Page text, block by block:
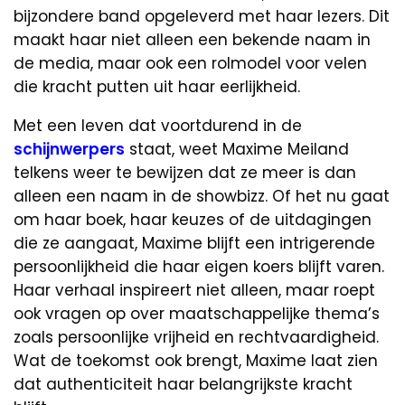
bijzondere band opgeleverd met haar lezers. Dit
maakt haar niet alleen een bekende naam in
de media, maar ook een rolmodel voor velen
die kracht putten uit haar eerlijkheid.
Met een leven dat voortdurend in de
schijnwerpers staat, weet Maxime Meiland
telkens weer te bewijzen dat ze meer is dan
alleen een naam in de showbizz. Of het nu gaat
om haar boek, haar keuzes of de uitdagingen
die ze aangaat, Maxime blijft een intrigerende
persoonlijkheid die haar eigen koers blijft varen.
Haar verhaal inspireert niet alleen, maar roept
ook vragen op over maatschappelijke thema’s
zoals persoonlijke vrijheid en rechtvaardigheid.
Wat de toekomst ook brengt, Maxime laat zien
dat authenticiteit haar belangrijkste kracht